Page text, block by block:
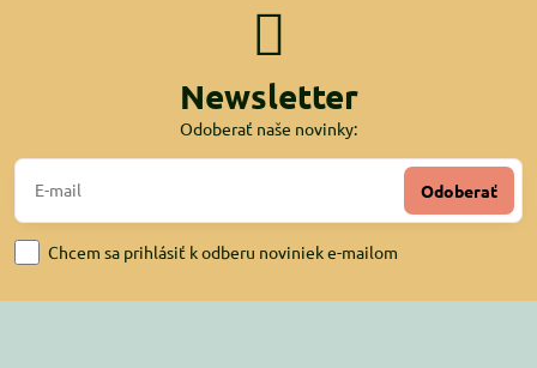
Newsletter
Odoberať naše novinky:
Odoberať
Chcem sa prihlásiť k odberu noviniek e-mailom